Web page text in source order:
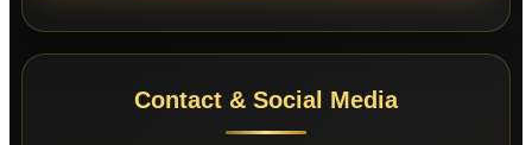
Contact & Social Media